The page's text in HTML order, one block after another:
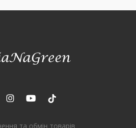
та обмін товарів